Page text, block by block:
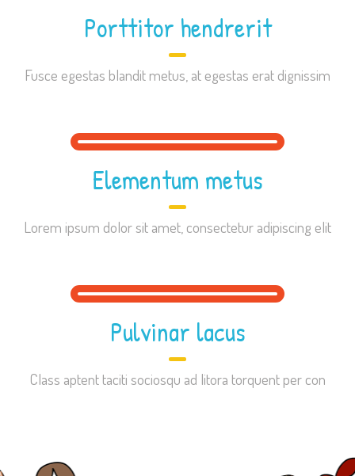
Porttitor hendrerit
Fusce egestas blandit metus, at egestas erat dignissim
Elementum metus
Lorem ipsum dolor sit amet, consectetur adipiscing elit
Pulvinar lacus
Class aptent taciti sociosqu ad litora torquent per con